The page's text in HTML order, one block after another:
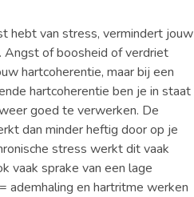
hebt van stress, vermindert jouw
Angst of boosheid of verdriet
hartcoherentie, maar bij een
hartcoherentie ben je in staat
goed te verwerken. De
dan minder heftig door op je
stress werkt dit vaak
vaak sprake van een lage
ademhaling en hartritme werken